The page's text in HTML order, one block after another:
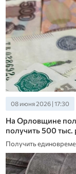
08 июня 2026 | 17:30
На Орловщине
получить 500 тыс.
Получить